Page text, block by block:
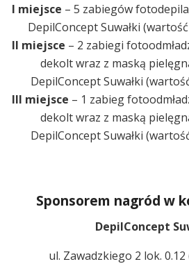
I miejsce – 5 zabiegów
DepilConcept Suwałki
II miejsce – 2 zabiegi
dekolt wraz z maską
DepilConcept Suwałki
III miejsce – 1 zabieg
dekolt wraz z maską
DepilConcept Suwałki
Sponsorem nagród w
DepilConcept
ul. Zawadzkiego 2 lok. 0.12